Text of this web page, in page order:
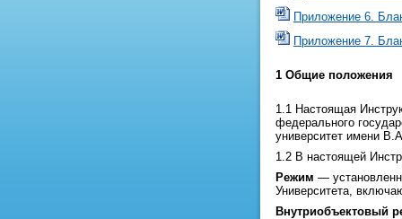
Приложение 6.
Приложение 7.
1 Общие положения
1.1 Настоящая
федерального
университет имени
1.2 В настоящей
Режим —
Университета,
Внутриобъектовый